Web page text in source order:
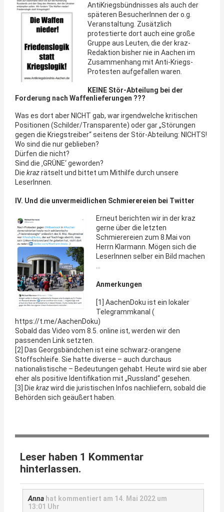
AntiKriegsbündnisses als auch der
späteren BesucherInnen der o.g.
Veranstaltung. Zusätzlich
protestierte dort auch eine große
Gruppe aus Leuten, die der kraz-
Redaktion bisher nie in Aachen im
Zusammenhang mit Anti-Kriegs-
Protesten aufgefallen waren.
KEINE Stör-Abteilung bei der
Forderung nach Waffenlieferungen ???
Was es dort aber NICHT gab, war irgendwelche kritischen
Positionen (Schilder/Transparente) oder gar „Störungen
gegen die Kriegstreiber“ seitens der Stör-Abteilung: NICHTS!
Wo sind die nur geblieben?
Dürfen die nicht?
Sind die ‚GRÜNE‘ geworden?
Die krazrätselt und bittet um Mithilfe durch unsere
LeserInnen.
IV. Und die unvermeidlichen Schmierereien bei Twitter
Erneut berichten wir in der kraz
gerne über die letzten
Schmierereien zum 8.Mai von
Herrn Klarmann. Mögen sich die
LeserInnen selber ein Bild machen
…
Anmerkungen
[1] AachenDoku ist ein lokaler
Telegrammkanal (
https://t.me/AachenDoku)
Sobald das Video vom 8.5. online ist, werden wir den
passenden Link setzten.
[2] Das Georgsbändchen ist eine schwarz-orangene
Stoffschleife. Sie hatte diverse – auch durchaus
nationalistische – Bedeutungen gehabt. Heute wird sie aber
eher als positive Identifikation mit „Russland“ gesehen.
[3] Die krazwird die juristischen Infos nachliefern, sobald die
Behörden sich geäußert haben.
Leser haben 1 Kommentar
hinterlassen.
Anna hat kommentiert am 14. Mai 2022 um
13:01 Uhr